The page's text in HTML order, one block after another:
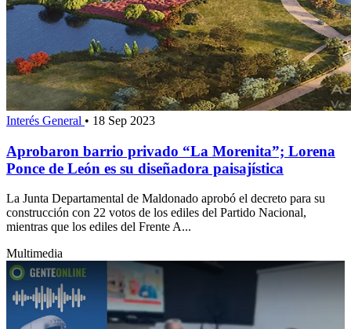
Interés General • 18 Sep 2023
Aprobaron barrio privado “La Morenita”; Lorena
Ponce de León es su diseñadora paisajística
La Junta Departamental de Maldonado aprobó el decreto para su
construcción con 22 votos de los ediles del Partido Nacional,
mientras que los ediles del Frente A...
Multimedia